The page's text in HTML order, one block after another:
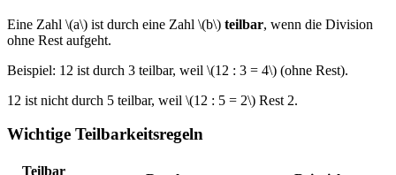
Eine Zahl \(a\) ist durch eine Zahl \(b\) teilbar, wenn die Division
ohne Rest aufgeht.
Beispiel: 12 ist durch 3 teilbar, weil \(12 : 3 = 4\) (ohne Rest).
12 ist nicht durch 5 teilbar, weil \(12 : 5 = 2\) Rest 2.
Wichtige Teilbarkeitsregeln
Teilbar